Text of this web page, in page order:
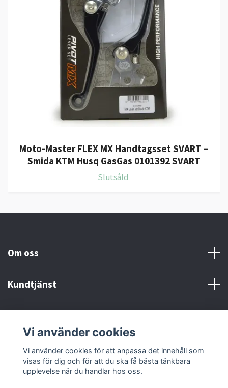
Moto-Master FLEX MX Handtagsset SVART –
Smida KTM Husq GasGas 0101392 SVART
Slutsåld
Om oss
Kundtjänst
Sociala medier
Vi använder cookies
Vi använder cookies för att anpassa det innehåll som
visas för dig och för att du ska få bästa tänkbara
upplevelse när du handlar hos oss.